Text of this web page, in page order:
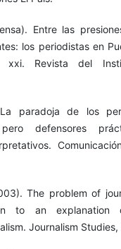
Entre las
los periodistas en
Revista del
paradoja de los
defensores
The problem of
to an
Journalism